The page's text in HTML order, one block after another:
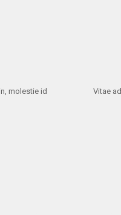
molestie id
Vitae